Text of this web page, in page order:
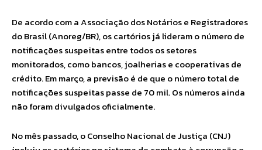
De acordo com a Associação dos Notários e Registradores
do Brasil (Anoreg/BR), os cartórios já lideram o número de
notificações suspeitas entre todos os setores
monitorados, como bancos, joalherias e cooperativas de
crédito. Em março, a previsão é de que o número total de
notificações suspeitas passe de 70 mil. Os números ainda
não foram divulgados oficialmente.
No mês passado, o Conselho Nacional de Justiça (CNJ)